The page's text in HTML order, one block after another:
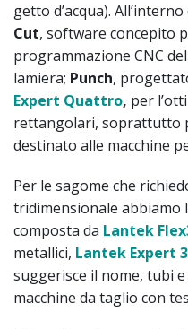
getto d’acqua).
Cut, software concepito
programmazione CNC
lamiera; Punch,
Expert Quattro, per
rettangolari, soprattutto
destinato alle macchine
Per le sagome che
tridimensionale abbiamo
composta da Lantek
metallici, Lantek Expert
suggerisce il nome, tubi
macchine da taglio con